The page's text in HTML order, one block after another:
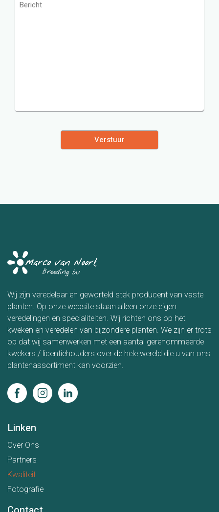
Wij zijn veredelaar en geworteld stek producent van vaste
planten. Op onze website staan alleen onze eigen
veredelingen en specialiteiten. Wij richten ons op het
kweken en veredelen van bijzondere planten. We zijn er trots
op dat wij samenwerken met een aantal gerenommeerde
kwekers / licentiehouders over de hele wereld die u van ons
plantenassortiment kan voorzien.
Linken
Over Ons
Partners
Kwaliteit
Fotografie